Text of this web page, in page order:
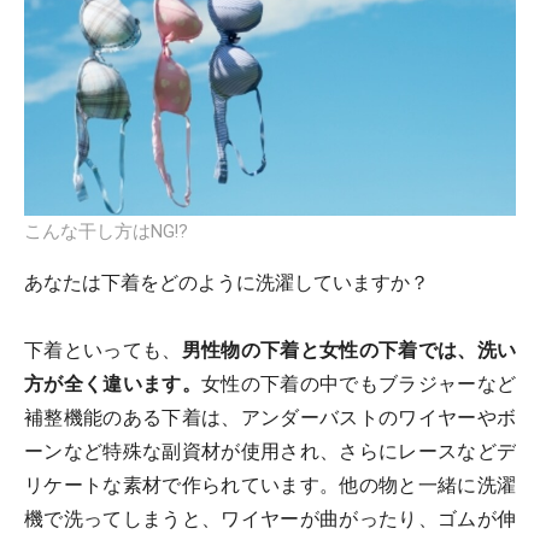
こんな干し方はNG!?
あなたは下着をどのように洗濯していますか？
下着といっても、 男性物の下着と女性の下着では、洗い
方が全く違います。 女性の下着の中でもブラジャーなど
補整機能のある下着は、アンダーバストのワイヤーやボ
ーンなど特殊な副資材が使用され、さらにレースなどデ
リケートな素材で作られています。他の物と一緒に洗濯
機で洗ってしまうと、ワイヤーが曲がったり、ゴムが伸